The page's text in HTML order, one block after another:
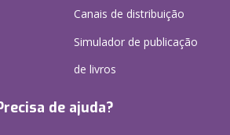
Canais de distribuição
Simulador de publicação
de livros
de ajuda?